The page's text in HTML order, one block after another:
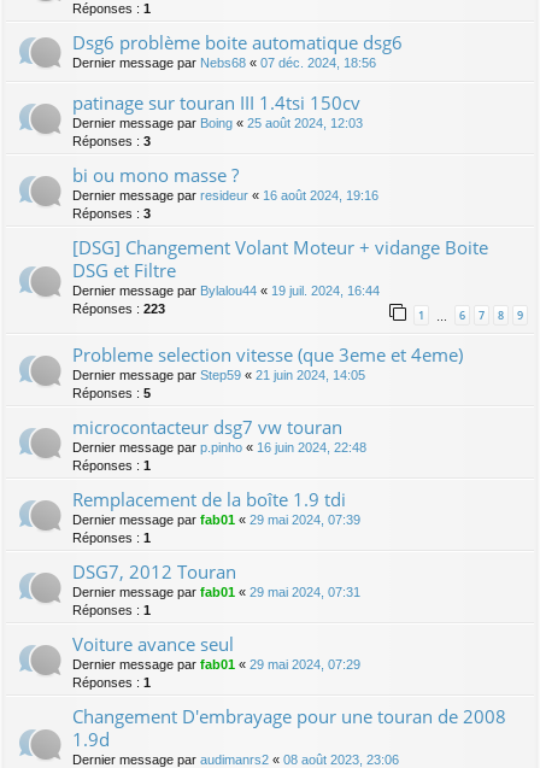
Réponses : 1
Dsg6 problème boite automatique dsg6
Dernier message par Nebs68 « 07 déc. 2024, 18:56
patinage sur touran III 1.4tsi 150cv
Dernier message par Boing « 25 août 2024, 12:03
Réponses : 3
bi ou mono masse ?
Dernier message par resideur « 16 août 2024, 19:16
Réponses : 3
[DSG] Changement Volant Moteur + vidange Boite
DSG et Filtre
Dernier message par Bylalou44 « 19 juil. 2024, 16:44
Réponses : 223 1 6 7 8 9
Probleme selection vitesse (que 3eme et 4eme)
Dernier message par Step59 « 21 juin 2024, 14:05
Réponses : 5
microcontacteur dsg7 vw touran
Dernier message par p.pinho « 16 juin 2024, 22:48
Réponses : 1
Remplacement de la boîte 1.9 tdi
Dernier message par fab01 « 29 mai 2024, 07:39
Réponses : 1
DSG7, 2012 Touran
Dernier message par fab01 « 29 mai 2024, 07:31
Réponses : 1
Voiture avance seul
Dernier message par fab01 « 29 mai 2024, 07:29
Réponses : 1
Changement D'embrayage pour une touran de 2008
1.9d
Dernier message par audimanrs2 « 08 août 2023, 23:06